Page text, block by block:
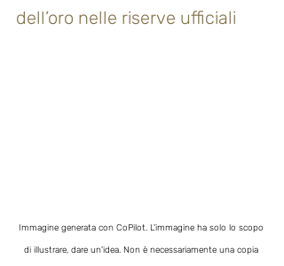
dell’oro nelle riserve ufficiali
Immagine generata con CoPilot. L'immagine ha solo lo scopo
di illustrare, dare un'idea. Non è necessariamente una copia